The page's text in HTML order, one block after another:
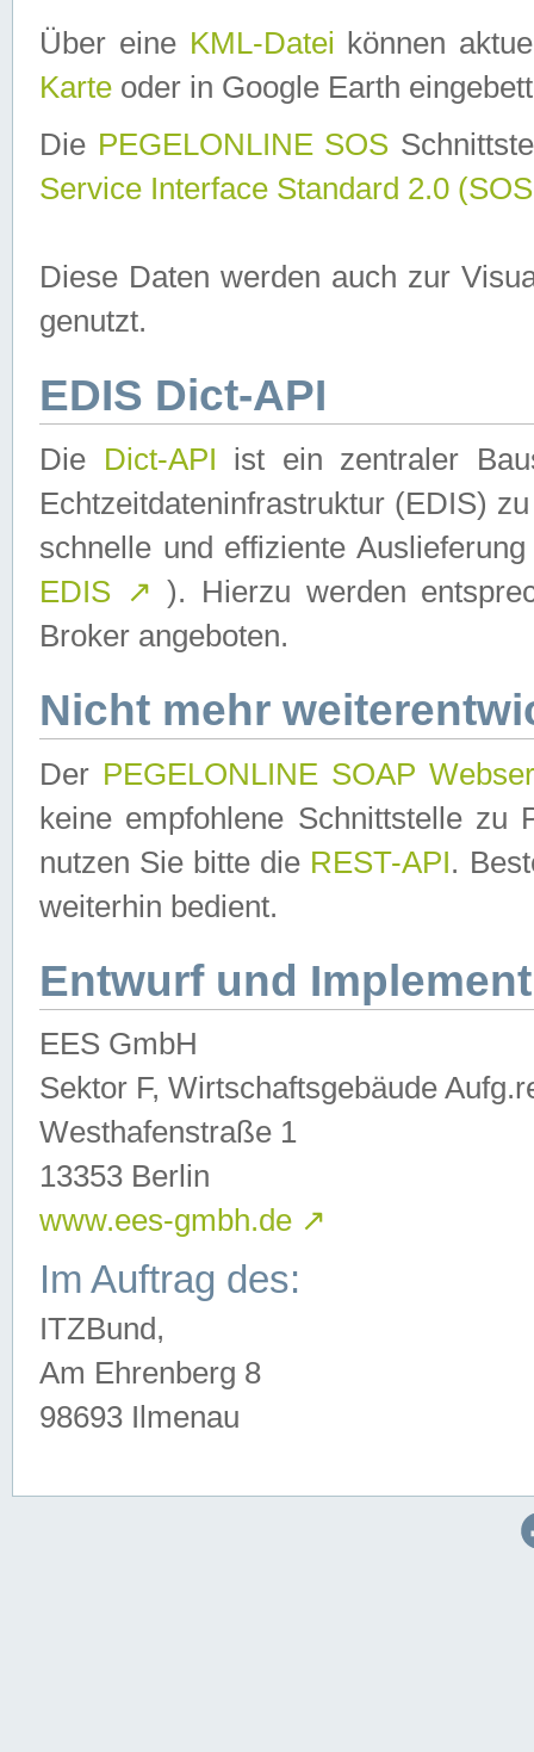
Über eine KML-Datei können
Karte oder in Google Earth
Die PEGELONLINE SOS
Service Interface Standard 2.0
Diese Daten werden auch zur
genutzt.
EDIS Dict-API
Die Dict-API ist ein zentraler
Echtzeitdateninfrastruktur (EDIS)
schnelle und effiziente
EDIS ↗ ). Hierzu werden
Broker angeboten.
Nicht mehr
Der PEGELONLINE SOAP
keine empfohlene Schnittstelle zu
nutzen Sie bitte die REST-API.
weiterhin bedient.
Entwurf und
EES GmbH
Sektor F, Wirtschaftsgebäude
Westhafenstraße 1
13353 Berlin
www.ees-gmbh.de ↗
Im Auftrag des:
ITZBund,
Am Ehrenberg 8
98693 Ilmenau